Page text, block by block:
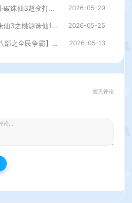
3DMMORPG端游【斗破诛仙3超变打金18职业精修版】最新整理单机一键即玩镜像端+Linux手工服务端+GM工具+网页注册+PC客户端+详细搭建教程 2026-05-29
3DMMORPG端游【诛仙3之桃源诛仙18职业精修版】最新整理单机一键即玩镜像端+Linux手工服务端+GM工具+网页注册+PC客户端+详细搭建教程 2026-05-25
经典武侠端游【天龙八部之全民争霸】最新整理单机一键即玩镜像端+Linux手工服务端+PC客户端+GM工具+详细搭建教程 2026-05-13
暂无评论